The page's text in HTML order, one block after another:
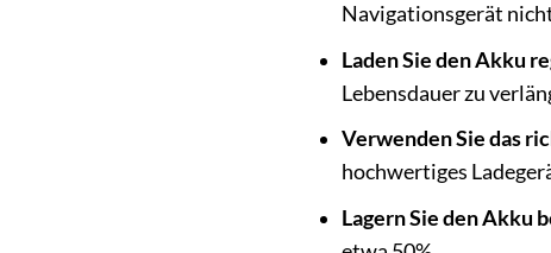
Navigationsgerät
Laden Sie den Akku
Lebensdauer zu
Verwenden Sie das
hochwertiges
Lagern Sie den Akku